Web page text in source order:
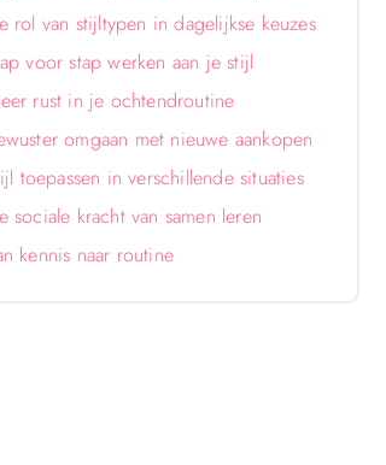
rol van stijltypen in dagelijkse keuzes
voor stap werken aan je stijl
rust in je ochtendroutine
omgaan met nieuwe aankopen
toepassen in verschillende situaties
sociale kracht van samen leren
kennis naar routine